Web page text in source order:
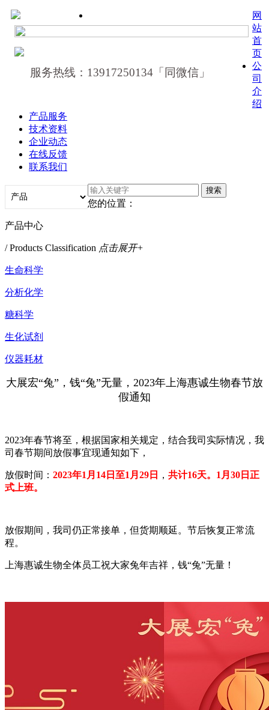
服务热线：13917250134「同微信」
网
站
首
页
公
司
介
绍
产品服务
技术资料
企业动态
在线反馈
联系我们
您的位置：
产品中心
/ Products Classification 点击展开+
生命科学
分析化学
糖科学
生化试剂
仪器耗材
大展宏“兔”，钱“兔”无量，2023年上海惠诚生物春节放
假通知
2023年春节将至，根据国家相关规定，结合我司实际情况，我
司春节期间放假事宜现通知如下，
放假时间： 2023年1月14日至1月29日 ， 共计16天。1月30日正
式上班。
放假期间，我司仍正常接单，但货期顺延。节后恢复正常流
程。
上海惠诚生物全体员工祝大家兔年吉祥，钱“兔”无量！